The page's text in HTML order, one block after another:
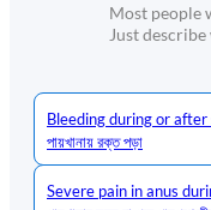
Most people
Just
Bleeding during or
পায়খানায় রক্ত পড়া
Severe pain in anus